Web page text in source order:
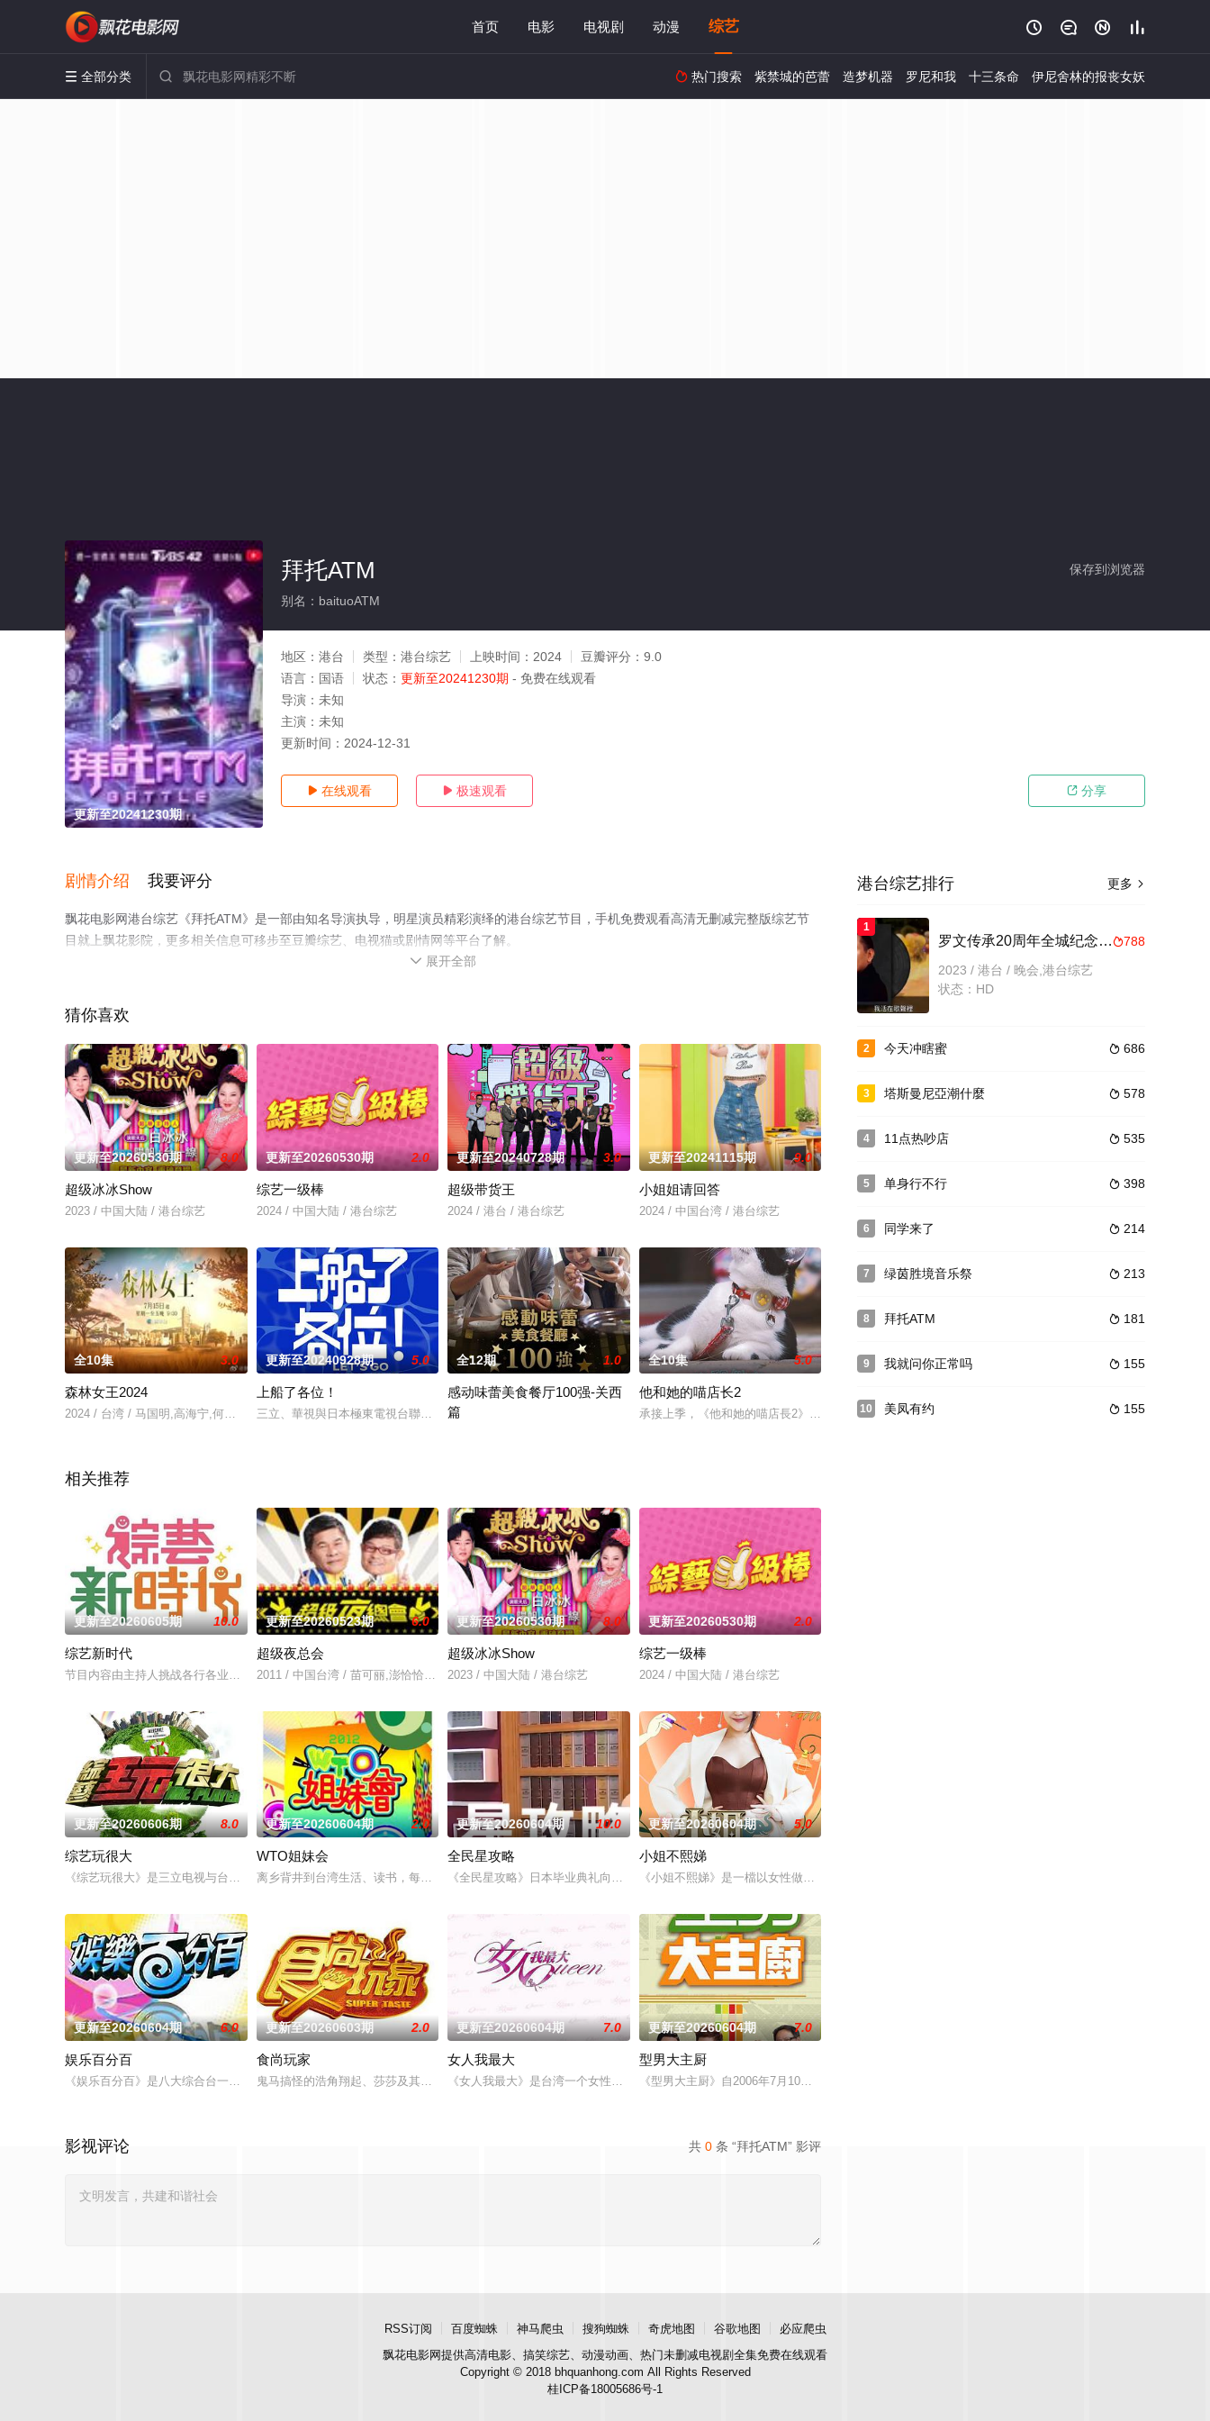
首页 电影 电视剧 动漫 综艺    
 全部分类   热门搜索 紫禁城的芭蕾 造梦机器 罗尼和我 十三条命 伊尼舍林的报丧女妖
更新至20241230期
保存到浏览器
拜托ATM
别名：baituoATM
地区： 港台 类型： 港台综艺 上映时间： 2024 豆瓣评分： 9.0
语言： 国语 状态： 更新至20241230期 - 免费在线观看
导演： 未知
主演： 未知
更新时间： 2024-12-31
 在线观看  极速观看  分享
剧情介绍 我要评分
飘花电影网港台综艺《拜托ATM》是一部由知名导演执导，明星演员精彩演绎的港台综艺节目，手机免费观看高清无删减完整版综艺节
目就上飘花影院，更多相关信息可移步至豆瓣综艺、电视猫或剧情网等平台了解。
 展开全部
猜你喜欢
更新至20260530期 8.0
超级冰冰Show
2023 / 中国大陆 / 港台综艺
更新至20260530期 2.0
综艺一级棒
2024 / 中国大陆 / 港台综艺
更新至20240728期 3.0
超级带货王
2024 / 港台 / 港台综艺
更新至20241115期 9.0
小姐姐请回答
2024 / 中国台湾 / 港台综艺
全10集 3.0
森林女王2024
2024 / 台湾 / 马国明,高海宁,何依婷,邓智坚,何广沛,龚慈恩,王敏奕,陈晓华）,​
更新至20240928期 5.0
上船了各位！
三立、華視與日本極東電視台聯手打造最熱血的海上冒險實境綜藝《上船了各位！》，紀錄7位藝人獨木舟冒險，最終目標將從花
全12期 1.0
感动味蕾美食餐厅100强-关西
篇
全10集 5.0
他和她的喵店长2
承接上季，《他和她的喵店長2》繼續走訪不同社區，包括有「香港貓島」之稱的「大澳漁村」、被稱為「香
相关推荐
更新至20260605期 10.0
综艺新时代
节目内容由主持人挑战各行各业的好手们，进行真枪实弹的对决。每集由浩角翔起独自或搭配人数不等的来宾，进行当集任务挑战
更新至20260523期 6.0
超级夜总会
2011 / 中国台湾 / 苗可丽,澎恰恰,许效舜
更新至20260530期 8.0
超级冰冰Show
2023 / 中国大陆 / 港台综艺
更新至20260530期 2.0
综艺一级棒
2024 / 中国大陆 / 港台综艺
更新至20260606期 8.0
综艺玩很大
《综艺玩很大》是三立电视与台湾电视公司联合监制及首播的外景节目，2014年7月19日起于台视主频、台视HD台首播，
更新至20260604期 2.0
WTO姐妹会
离乡背井到台湾生活、读书，每个台湾新住民难免会因为文化差异、风俗不同，在日常生活上遇到许多有趣的事。哪国女生最受欢
更新至20260604期 10.0
全民星攻略
《全民星攻略》日本毕业典礼向学长要制服的第二颗钮釦代表著什麽意思呢？喜欢金庸小说的人必须要来挑战这一题，郭靖第一次
更新至20260604期 5.0
小姐不熙娣
《小姐不熙娣》是一檔以女性做為出發點，討論內容聚焦女性職場與生活感受的節目。
更新至20260604期 6.0
娱乐百分百
《娱乐百分百》是八大综合台一档娱乐新闻节目，每天报道最新的娱乐新闻，节目还会请嘉宾现场访谈！节目贴近年轻族群，介绍
更新至20260603期 2.0
食尚玩家
鬼马搞怪的浩角翔起、莎莎及其他主持人，以轻松有趣、非一般的旅游方式，带你游遍世界各地！不管是奢侈豪华团或讲求经济的
更新至20260604期 7.0
女人我最大
《女人我最大》是台湾一个女性类的电视娱乐节目，讨论各种女性感兴趣的话题——从头到脚，从里到外，从身体到心灵。本书根
更新至20260604期 7.0
型男大主厨
《型男大主厨》自2006年7月10日首播推出以来，收视率长期占据台湾美食教学类节目收视第一名的位置，内
共 0 条 “拜托ATM” 影评
影视评论
更多 
港台综艺排行
1
788
罗文传承20周年全城纪念演唱会
2023 / 港台 / 晚会,港台综艺
状态：HD
2  686
今天冲瞎蜜
3  578
塔斯曼尼亞潮什麼
4  535
11点热吵店
5  398
单身行不行
6  214
同学来了
7  213
绿茵胜境音乐祭
8  181
拜托ATM
9  155
我就问你正常吗
10  155
美凤有约
RSS订阅 百度蜘蛛 神马爬虫 搜狗蜘蛛 奇虎地图 谷歌地图
必应爬虫
飘花电影网提供高清电影、搞笑综艺、动漫动画、热门未删减电视剧全集免费在线观看
Copyright © 2018 bhquanhong.com All Rights Reserved
桂ICP备18005686号-1